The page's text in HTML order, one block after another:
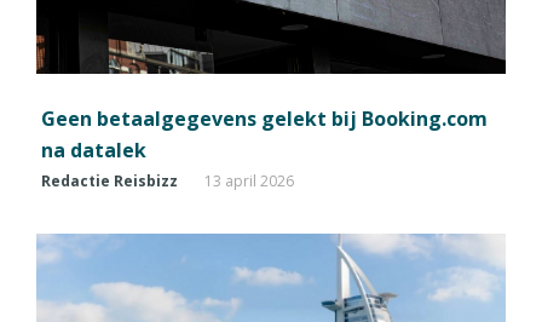
Geen betaalgegevens gelekt bij Booking.com
na datalek
Redactie Reisbizz 13 april 2026